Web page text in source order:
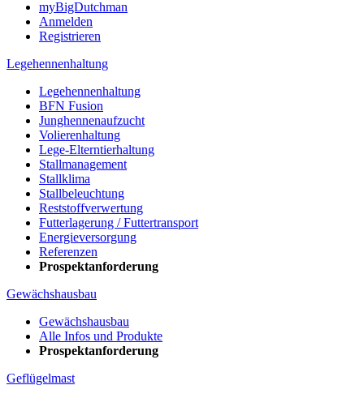
myBigDutchman
Anmelden
Registrieren
Legehennenhaltung
Legehennenhaltung
BFN Fusion
Junghennenaufzucht
Volierenhaltung
Lege-Elterntierhaltung
Stallmanagement
Stallklima
Stallbeleuchtung
Reststoffverwertung
Futterlagerung / Futtertransport
Energieversorgung
Referenzen
Prospektanforderung
Gewächshausbau
Gewächshausbau
Alle Infos und Produkte
Prospektanforderung
Geflügelmast